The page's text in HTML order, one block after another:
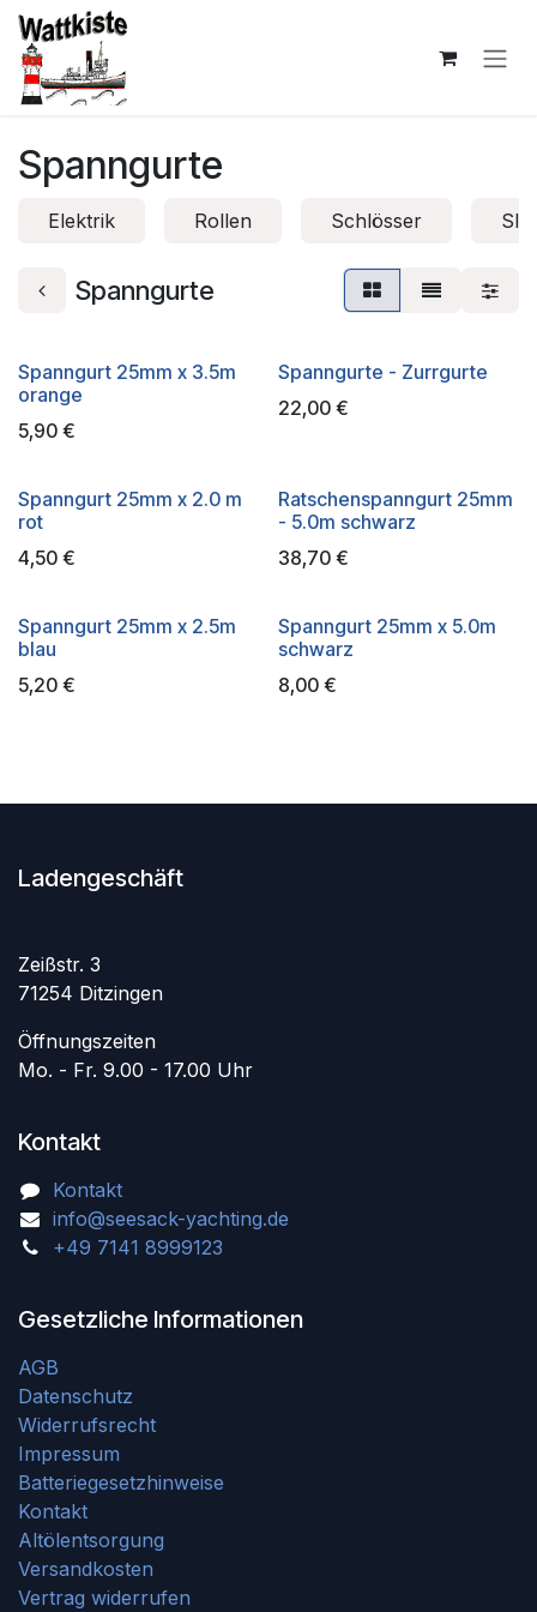
Zum Inhalt springen
Spanngurte
Elektrik Rollen Schlösser
Spanngurte
Spanngurt 25mm x 3.5m
orange
5,90 €
Spanngurte - Zurrgurte
22,00€
Spanngurt 25mm x 2.0 m
rot
4,50 €
Ratschenspanngurt 25mm
- 5.0m schwarz
38,70€
Spanngurt 25mm x 2.5m
blau
5,20 €
Spanngurt 25mm x 5.0m
schwarz
8,00€
Ladengeschäft
Zeißstr. 3
71254 Ditzingen
Öffnungszeiten
Mo. - Fr. 9.00 - 17.00 Uhr
Kontakt
Kontakt
info@seesack-yachting.de
+49 7141 8999123
Gesetzliche Informationen
AGB
Datenschutz
Widerrufsrecht
Impressum
Batteriegesetzhinweise
Kontakt
Altölentsorgung
Versandkosten
Vertrag widerrufen